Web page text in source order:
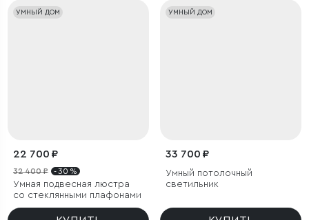
УМНЫЙ ДОМ
22 700 ₽
32 400 ₽ - 30 %
Умная подвесная люстра
со стеклянными плафонами
УМНЫЙ ДОМ
33 700 ₽
Умный потолочный
светильник